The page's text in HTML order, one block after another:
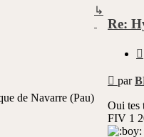
Re:
non
lu
par
Oui tes
FIV 1
de Navarre (Pau)
↳